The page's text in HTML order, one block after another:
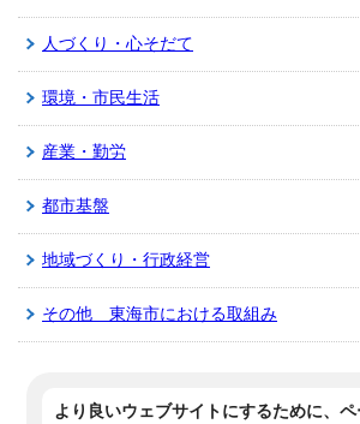
人づくり・心そだて
環境・市民生活
産業・勤労
都市基盤
地域づくり・行政経営
その他 東海市における取組み
より良いウェブサイトにするために、